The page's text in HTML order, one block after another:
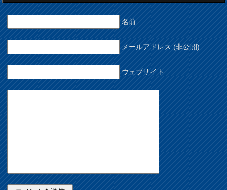
名前
メールアドレス (非公開)
ウェブサイト